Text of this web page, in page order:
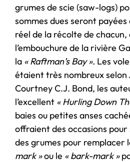
grumes de scie (saw-logs)
sommes dues seront
réel de la récolte de
l’embouchure de la rivière
la « Raftman’s Bay ». Les
étaient très nombreux selon
Courtney C.J. Bond, les
l’excellent « Hurling Down
baies ou petites anses
offraient des occasions
des grumes pour remplacer
mark »ou le « bark-mark »